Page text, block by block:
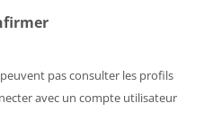
pas consulter les profils
avec un compte utilisateur